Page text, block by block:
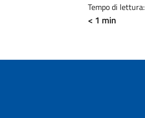
Tempo di lettura:
< 1 min